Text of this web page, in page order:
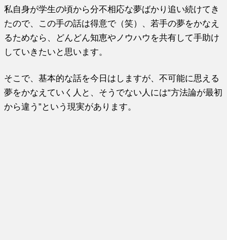
私自身が学生の頃から分不相応な夢ばかり追い続けてき
たので、 この手の話は得意で（笑）、若手の夢をかなえ
るためなら、 どんどん知恵やノウハウを共有して手助け
していきたいと思います。
そこで、基本的な話を今日はしますが、不可能に思える
夢をかなえていく人と、そうでない人には“方法論が最初
から違う”という現実があります。